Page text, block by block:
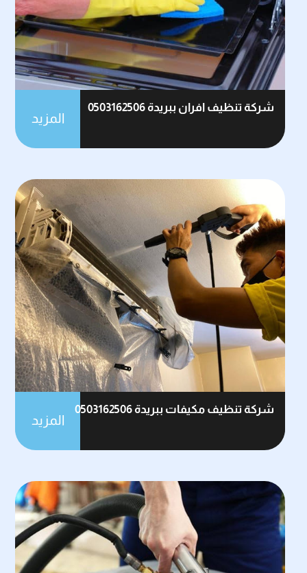
شركة تنظيف افران ببريدة 0503162506
المزيد
شركة تنظيف مكيفات ببريدة 0503162506
المزيد